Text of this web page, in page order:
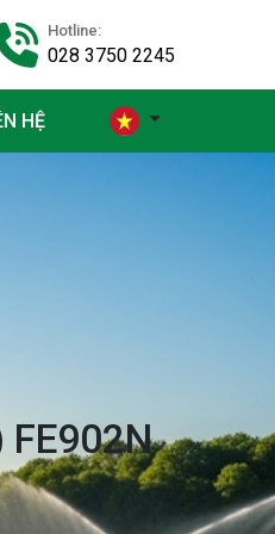
Hotline:
028 3750 2245
HỆ